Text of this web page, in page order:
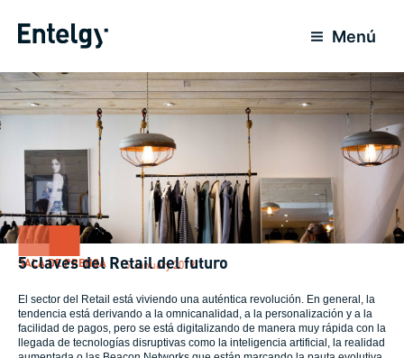
Menú
SALA DE PRENSA 15 January 2019
5 claves del Retail del futuro
El sector del Retail está viviendo una auténtica revolución. En general, la
tendencia está derivando a la omnicanalidad, a la personalización y a la
facilidad de pagos, pero se está digitalizando de manera muy rápida con la
llegada de tecnologías disruptivas como la inteligencia artificial, la realidad